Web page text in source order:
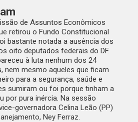
de Assuntos Econômicos
retirou o Fundo Constitucional
bastante notada a ausência dos
oito deputados federais do DF.
à luta nenhum dos 24
nem mesmo aqueles que ficam
para a segurança, saúde e
sumiram ou foi porque tinham a
por pura inércia. Na sessão
governadora Celina Leão (PP)
Ney Ferraz.